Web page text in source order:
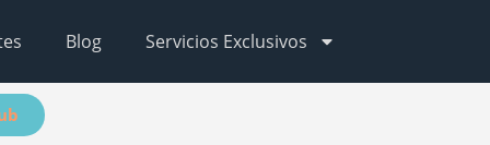
Blog Servicios Exclusivos